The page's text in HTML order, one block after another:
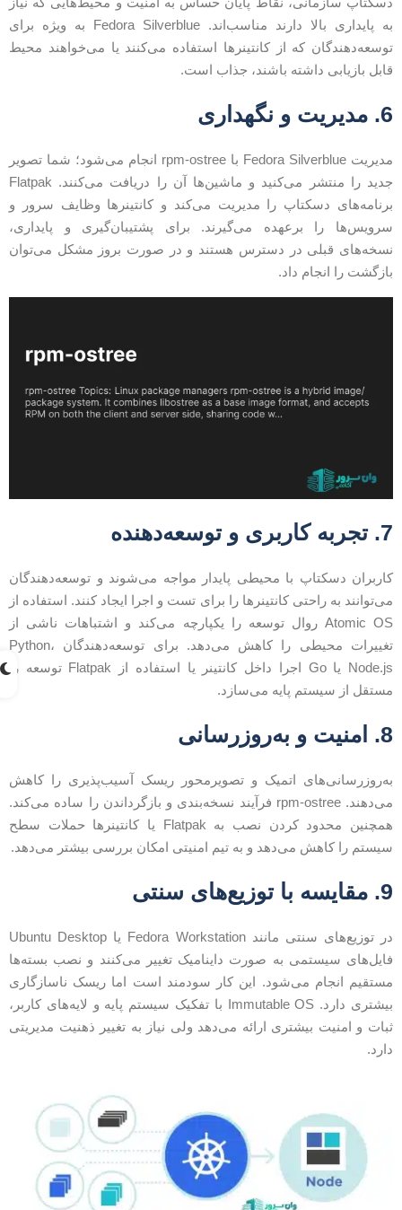
به پایداری بالا دارند مناسب‌اند. Fedora Silverblue به ویژه برای
که از کانتینرها استفاده می‌کنند یا می‌خواهند محیط
بازیابی داشته باشند، جذاب است.
و نگهداری
مدیریت Fedora Silverblue با rpm-ostree انجام می‌شود؛ شما تصویر
جدید را منتشر می‌کنید و ماشین‌ها آن را دریافت می‌کنند. Flatpak
دسکتاپ را مدیریت می‌کند و کانتینرها وظایف سرور و
را برعهده می‌گیرند. برای پشتیبان‌گیری و پایداری،
قبلی در دسترس هستند و در صورت بروز مشکل می‌توان
را انجام داد.
و توسعه‌دهنده
دسکتاپ با محیطی پایدار مواجه می‌شوند و توسعه‌دهندگان
به راحتی کانتینرها را برای تست و اجرا ایجاد کنند. استفاده از
Atomic OS روال توسعه را یکپارچه می‌کند و اشتباهات ناشی از
تغییرات محیطی را کاهش می‌دهد. برای توسعه‌دهندگان Python،
Node.js یا Go اجرا داخل کانتینر یا استفاده از Flatpak توسعه را
از سیستم پایه می‌سازد.
اتمیک و تصویرمحور ریسک آسیب‌پذیری را کاهش
می‌دهند. rpm-ostree فرآیند نسخه‌بندی و بازگرداندن را ساده می‌کند.
همچنین محدود کردن نصب به Flatpak یا کانتینرها حملات سطح
را کاهش می‌دهد و به تیم امنیتی امکان بررسی بیشتر می‌دهد.
سنتی
در توزیع‌های سنتی مانند Fedora Workstation یا Ubuntu Desktop
سیستمی به صورت داینامیک تغییر می‌کنند و نصب بسته‌ها
انجام می‌شود. این کار سودمند است اما ریسک ناسازگاری
بیشتری دارد. Immutable OS با تفکیک سیستم پایه و لایه‌های کاربر،
و امنیت بیشتری ارائه می‌دهد ولی نیاز به تغییر ذهنیت مدیریتی